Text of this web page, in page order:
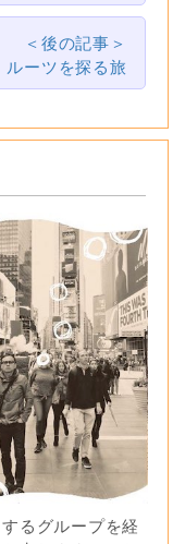
＜後の記事＞
ルーツを探る旅
るグループを経